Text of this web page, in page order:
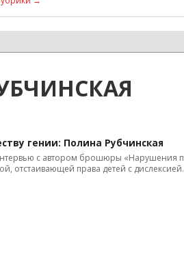
гении: Полина Рубчинская
с автором брошюры «Нарушения
отстаивающей права детей с дислексией.